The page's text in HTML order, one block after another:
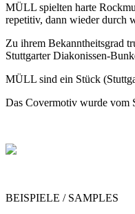
MÜLL spielten harte
repetitiv, dann wieder durch
Zu ihrem Bekanntheitsgrad
Stuttgarter Diakonissen-
MÜLL sind ein Stück
Das Covermotiv wurde vom
BEISPIELE / SAMPLES